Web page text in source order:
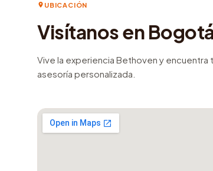
UBICACIÓN
Visítanos en
Vive la experiencia Bethoven y
asesoría personalizada.